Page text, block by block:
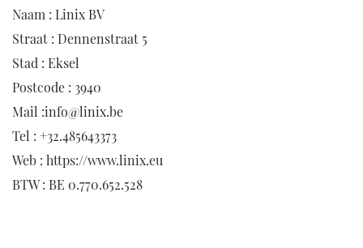
Naam : Linix BV
Straat : Dennenstraat 5
Stad : Eksel
Postcode : 3940
Mail :info@linix.be
Tel : +32.485643373
Web : https://www.linix.eu
BTW : BE 0.770.652.528